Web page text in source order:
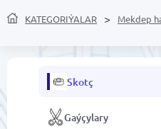
KATEGORIÝALAR Mekdep
Plastilin
Skotç
Gaýçylary